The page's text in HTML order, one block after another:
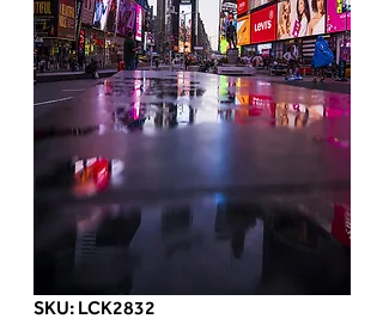
SKU: LCK2832